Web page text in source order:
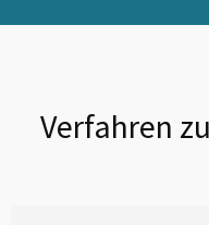
Verfahren